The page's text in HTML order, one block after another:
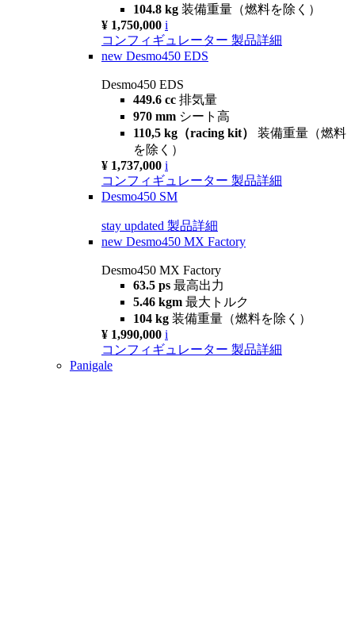
104.8 kg 装備重量（燃料を除く）
¥ 1,750,000 i
コンフィギュレーター 製品詳細
new Desmo450 EDS
Desmo450 EDS
449.6 cc 排気量
970 mm シート高
110,5 kg（racing kit） 装備重量（燃料
を除く）
¥ 1,737,000 i
コンフィギュレーター 製品詳細
Desmo450 SM
stay updated 製品詳細
new Desmo450 MX Factory
Desmo450 MX Factory
63.5 ps 最高出力
5.46 kgm 最大トルク
104 kg 装備重量（燃料を除く）
¥ 1,990,000 i
コンフィギュレーター 製品詳細
Panigale